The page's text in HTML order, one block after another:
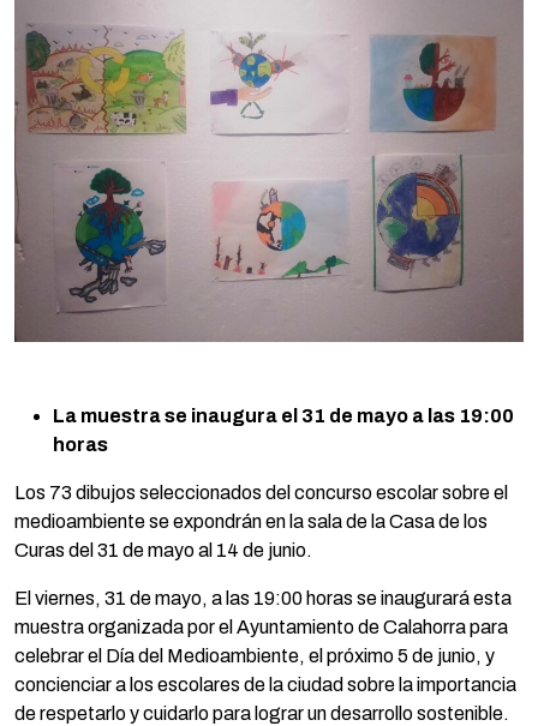
La muestra se inaugura el 31 de mayo a las 19:00
horas
Los 73 dibujos seleccionados del concurso escolar sobre el
medioambiente se expondrán en la sala de la Casa de los
Curas del 31 de mayo al 14 de junio.
El viernes, 31 de mayo, a las 19:00 horas se inaugurará esta
muestra organizada por el Ayuntamiento de Calahorra para
celebrar el Día del Medioambiente, el próximo 5 de junio, y
concienciar a los escolares de la ciudad sobre la importancia
de respetarlo y cuidarlo para lograr un desarrollo sostenible.